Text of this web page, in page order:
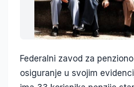
Federalni zavod za
osiguranje u svojim